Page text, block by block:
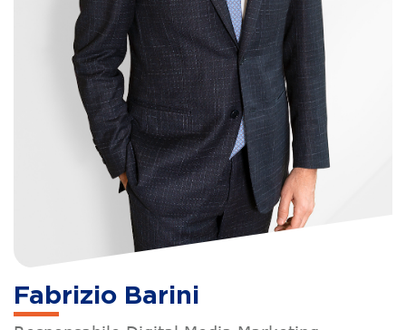
Fabrizio Barini